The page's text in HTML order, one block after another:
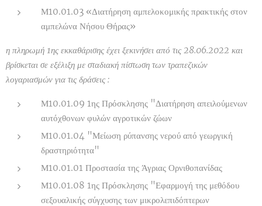
Μ10.01.03 «Διατήρηση αμπελοκομικής πρακτικής στον
αμπελώνα Νήσου Θήρας»
η πληρωμή 1ης εκκαθάρισης έχει ξεκινήσει από τις 28.06.2022 και
βρίσκεται σε εξέλιξη με σταδιακή πίστωση των τραπεζικών
λογαριασμών για τις δράσεις :
Μ10.01.09 1ης Πρόσκλησης "Διατήρηση απειλούμενων
αυτόχθονων φυλών αγροτικών ζώων
Μ10.01.04 "Μείωση ρύπανσης νερού από γεωργική
δραστηριότητα"
Μ10.01.01 Προστασία της Άγριας Ορνιθοπανίδας
Μ10.01.08 1ης Πρόσκλησης "Εφαρμογή της μεθόδου
σεξουαλικής σύγχυσης των μικρολεπιδόπτερων